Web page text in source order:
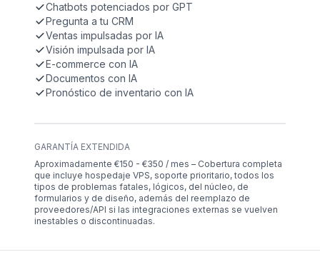
Chatbots potenciados por GPT
Pregunta a tu CRM
Ventas impulsadas por IA
Visión impulsada por IA
E-commerce con IA
Documentos con IA
Pronóstico de inventario con IA
GARANTÍA EXTENDIDA
Aproximadamente €150 - €350 / mes – Cobertura completa
que incluye hospedaje VPS, soporte prioritario, todos los
tipos de problemas fatales, lógicos, del núcleo, de
formularios y de diseño, además del reemplazo de
proveedores/API si las integraciones externas se vuelven
inestables o discontinuadas.